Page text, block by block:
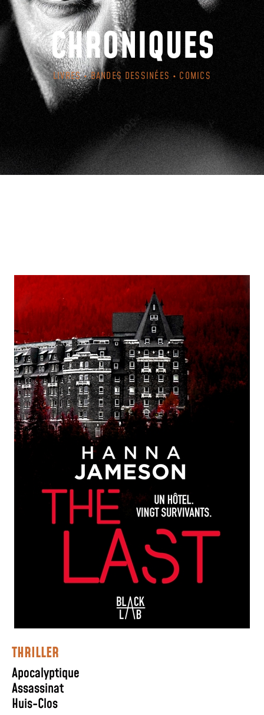
CHRONIQUES
LIVRES • BANDES DESSINÉES • COMICS
THRILLER
Apocalyptique
Assassinat
Huis-Clos